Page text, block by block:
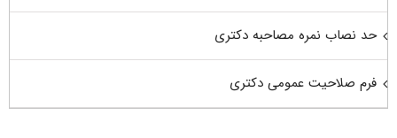
حد نصاب نمره مصاحبه دکتری
فرم صلاحیت عمومی دکتری